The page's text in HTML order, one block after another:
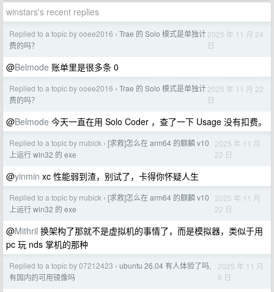
winstars's recent replies
Replied to a topic by ooee2016 › Trae 的 Solo 模式是单独计
费的吗？
2025 年 11 月 24
日
@Belmode 账单里是很多条 0
Replied to a topic by ooee2016 › Trae 的 Solo 模式是单独计
费的吗？
2025 年 11 月 22
日
@Belmode 今天一直在用 Solo Coder ，查了一下 Usage 没有扣费。
Replied to a topic by rrubick › [求救]怎么在 arm64 的麒麟 v10
上运行 win32 的 exe
2025 年 11 月
22 日
@yinmin xc 性能弱到渣，别试了，卡得你怀疑人生
Replied to a topic by rrubick › [求救]怎么在 arm64 的麒麟 v10
上运行 win32 的 exe
2025 年 11 月
22 日
@Mithril 换架构了那就不是虚拟机的事情了，而是模拟器，类似于用
pc 玩 nds 掌机的那种
Replied to a topic by 07212423 › ubuntu 26.04 有人体验了吗,
有国内的可用镜像吗
2025 年 11 月
8 日